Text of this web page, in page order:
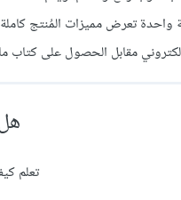
مقابل الحصول على كتاب
تعلم